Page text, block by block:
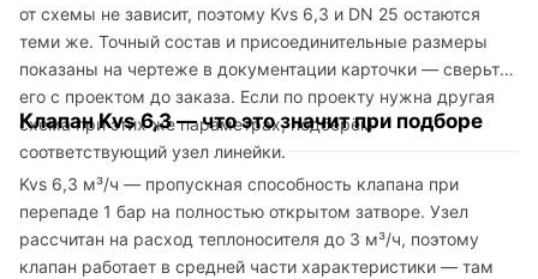
от схемы не зависит, поэтому Kvs 6,3 и DN 25 остаются
теми же. Точный состав и присоединительные размеры
показаны на чертеже в документации карточки — сверьте
его с проектом до заказа. Если по проекту нужна другая
схема при этих же параметрах, подберём
соответствующий узел линейки.
Клапан Kvs 6,3 — что это значит при подборе
Kvs 6,3 м³/ч — пропускная способность клапана при
перепаде 1 бар на полностью открытом затворе. Узел
рассчитан на расход теплоносителя до 3 м³/ч, поэтому
клапан работает в средней части характеристики — там